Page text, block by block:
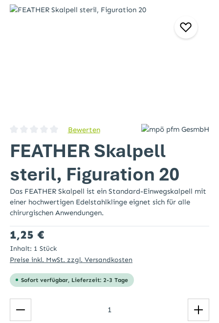
Bildergalerie überspringen
Bewerten
FEATHER Skalpell
steril, Figuration 20
Das FEATHER Skalpell ist ein Standard-Einwegskalpell mit
einer hochwertigen Edelstahlklinge eignet sich für alle
chirurgischen Anwendungen.
Regulärer Preis:
1,25 €
Inhalt: 1 Stück
Preise inkl. MwSt. zzgl. Versandkosten
Sofort verfügbar, Lieferzeit: 2-3 Tage
Produkt Anzahl: Gib den gewünschten Wert ein